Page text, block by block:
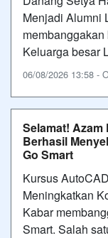
Menjadi Alumni
Keluarga besar
06/08/2026 13:58 -
Selamat!
Berhasil
Go Smart
Kursus
Meningkatkan
Kabar
Smart. Salah